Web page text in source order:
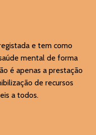
e tem como
mental de forma
é apenas a prestação
de recursos
a todos.